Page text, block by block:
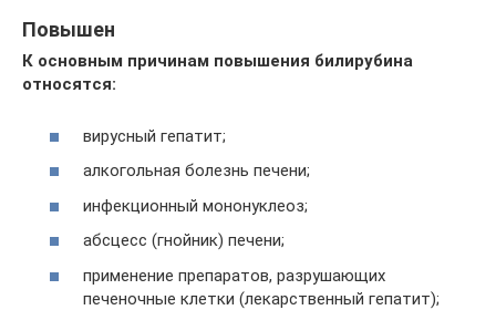
Повышен
К основным причинам повышения билирубина
относятся:
вирусный гепатит;
алкогольная болезнь печени;
инфекционный мононуклеоз;
абсцесс (гнойник) печени;
применение препаратов, разрушающих
печеночные клетки (лекарственный гепатит);